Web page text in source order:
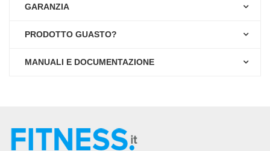
GARANZIA
PRODOTTO GUASTO?
MANUALI E DOCUMENTAZIONE